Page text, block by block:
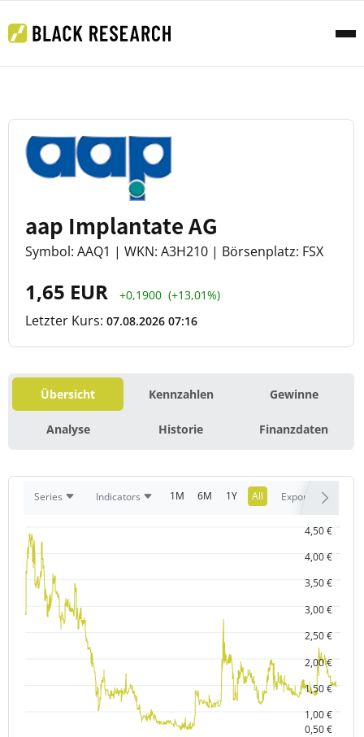
aap Implantate AG
Symbol: AAQ1 | WKN: A3H210 | Börsenplatz: FSX
1,65 EUR +0,1900 (+13,01%)
Letzter Kurs: 07.08.2026 07:16
Übersicht Kennzahlen Gewinne
Analyse Historie Finanzdaten
Series Indicators 1M 6M 1Y All Export
0,50 €
1,00 €
1,50 €
2,00 €
2,50 €
3,00 €
3,50 €
4,00 €
4,50 €